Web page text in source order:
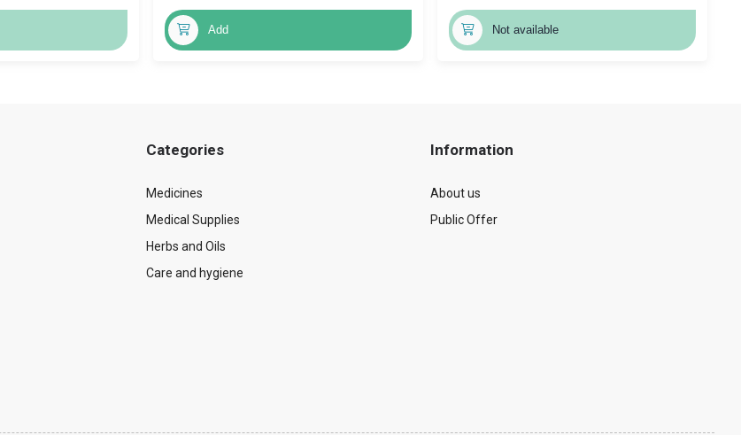
Add Not available
Categories
Medicines
Medical Supplies
Herbs and Oils
Care and hygiene
Information
About us
Public Offer